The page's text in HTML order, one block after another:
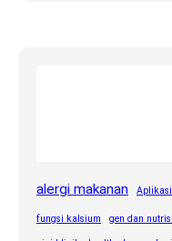
alergi makanan
fungsi kalsium gen dan nutrisi